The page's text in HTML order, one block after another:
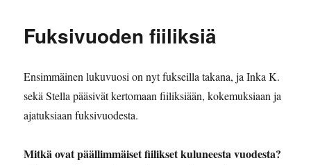
Fuksivuoden fiiliksiä
Ensimmäinen lukuvuosi on nyt fukseilla takana, ja Inka K.
sekä Stella pääsivät kertomaan fiiliksiään, kokemuksiaan ja
ajatuksiaan fuksivuodesta.
Mitkä ovat päällimmäiset fiilikset kuluneesta vuodesta?